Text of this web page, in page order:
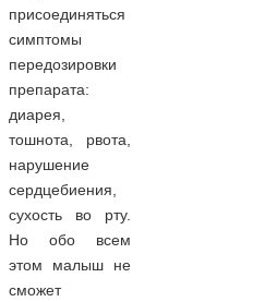
присоединяться
симптомы
передозировки
препарата:
диарея,
тошнота, рвота,
нарушение
сердцебиения,
сухость во рту.
Но обо всем
этом малыш не
сможет